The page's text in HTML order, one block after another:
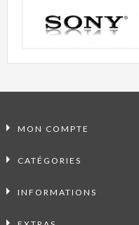
MON COMPTE
CATÉGORIES
INFORMATIONS